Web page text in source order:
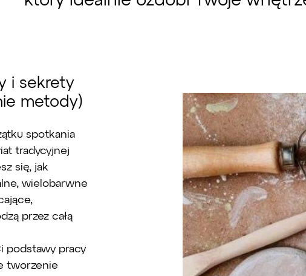
i sekrety
metody)
spotkania
tradycyjnej
się, jak
wielobarwne
przez całą
podstawy pracy
tworzenie